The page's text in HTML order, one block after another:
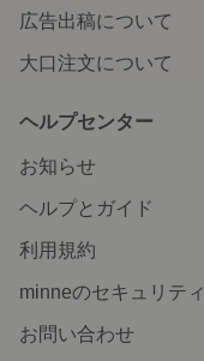
広告出稿について
大口注文について
ヘルプセンター
お知らせ
ヘルプとガイド
利用規約
minneのセキュリティ
お問い合わせ